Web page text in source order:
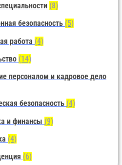
(8)
безопасность (5)
работа (4)
(14)
персоналом и кадровое дело
безопасность (4)
и финансы (9)
(4)
(6)